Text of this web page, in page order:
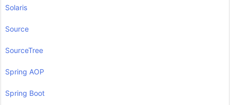
Solaris
Source
SourceTree
Spring AOP
Spring Boot